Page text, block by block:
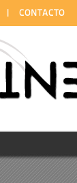
| CONTACTO